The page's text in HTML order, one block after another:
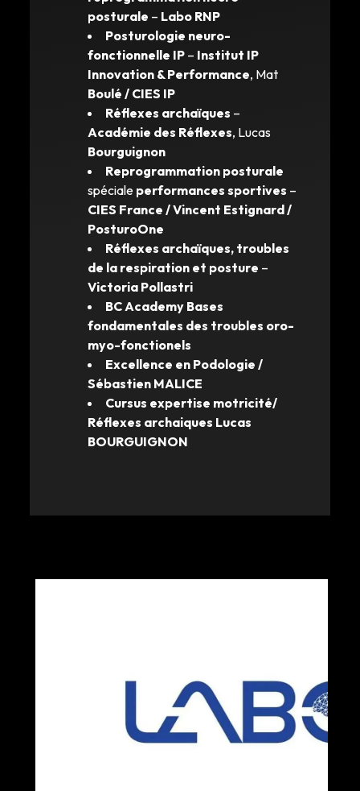
posturale
Labo RNP
Posturologie neuro-
fonctionnelle IP
Institut IP
Innovation & Performance
, Mat
Boulé / CIES IP
Réflexes archaïques
Académie des Réflexes
, Lucas
Bourguignon
Reprogrammation posturale
spéciale
performances sportives
CIES France / Vincent Estignard /
PosturoOne
Réflexes archaïques, troubles
de la respiration et posture
Victoria Pollastri
BC Academy Bases
fondamentales des troubles oro-
myo-fonctionels
Excellence en Podologie /
Sébastien MALICE
Cursus expertise motricité/
Réflexes archaiques Lucas
BOURGUIGNON